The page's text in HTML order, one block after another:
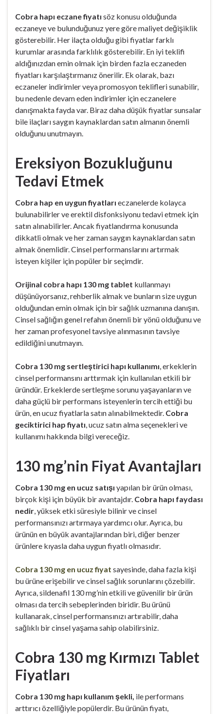
Cobra hapı eczane fiyatı söz konusu olduğunda
eczaneye ve bulunduğunuz yere göre maliyet değişiklik
gösterebilir. Her ilaçta olduğu gibi fiyatlar farklı
kurumlar arasında farklılık gösterebilir. En iyi teklifi
aldığınızdan emin olmak için birden fazla eczaneden
fiyatları karşılaştırmanız önerilir. Ek olarak, bazı
eczaneler indirimler veya promosyon teklifleri sunabilir,
bu nedenle devam eden indirimler için eczanelere
danışmakta fayda var. Biraz daha düşük fiyatlar sunsalar
bile ilaçları saygın kaynaklardan satın almanın önemli
olduğunu unutmayın.
Ereksiyon Bozukluğunu
Tedavi Etmek
Cobra hap en uygun fiyatları eczanelerde kolayca
bulunabilirler ve erektil disfonksiyonu tedavi etmek için
satın alınabilirler. Ancak fiyatlandırma konusunda
dikkatli olmak ve her zaman saygın kaynaklardan satın
almak önemlidir. Cinsel performanslarını artırmak
isteyen kişiler için popüler bir seçimdir.
Orijinal cobra hapı 130 mg tablet kullanmayı
düşünüyorsanız, rehberlik almak ve bunların size uygun
olduğundan emin olmak için bir sağlık uzmanına danışın.
Cinsel sağlığın genel refahın önemli bir yönü olduğunu ve
her zaman profesyonel tavsiye alınmasının tavsiye
edildiğini unutmayın.
Cobra 130 mg sertleştirici hapı kullanımı , erkeklerin
cinsel performansını arttırmak için kullanılan etkili bir
üründür. Erkeklerde sertleşme sorunu yaşayanların ve
daha güçlü bir performans isteyenlerin tercih ettiği bu
ürün, en ucuz fiyatlarla satın alınabilmektedir. Cobra
geciktirici hap fiyatı , ucuz satın alma seçenekleri ve
kullanımı hakkında bilgi vereceğiz.
130 mg’nin Fiyat Avantajları
Cobra 130 mg en ucuz satışı yapılan bir ürün olması,
birçok kişi için büyük bir avantajdır. Cobra hapı faydası
nedir , yüksek etki süresiyle bilinir ve cinsel
performansınızı artırmaya yardımcı olur. Ayrıca, bu
ürünün en büyük avantajlarından biri, diğer benzer
ürünlere kıyasla daha uygun fiyatlı olmasıdır.
Cobra 130 mg en ucuz fiyat sayesinde, daha fazla kişi
bu ürüne erişebilir ve cinsel sağlık sorunlarını çözebilir.
Ayrıca, sildenafil 130 mg’nin etkili ve güvenilir bir ürün
olması da tercih sebeplerinden biridir. Bu ürünü
kullanarak, cinsel performansınızı artırabilir, daha
sağlıklı bir cinsel yaşama sahip olabilirsiniz.
Cobra 130 mg Kırmızı Tablet
Fiyatları
Cobra 130 mg hapı kullanım şekli, ile performans
arttırıcı özelliğiyle popülerdir. Bu ürünün fiyatı,